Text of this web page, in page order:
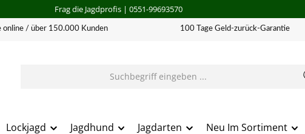
Frag die Jagdprofis| 0551-99693570
online / über 150.000 Kunden 100 Tage Geld-zurück-Garantie
Lockjagd Jagdhund Jagdarten Neu Im Sortiment